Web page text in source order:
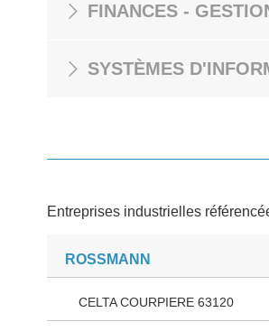
FINANCES -
SYSTÈMES
Entreprises industrielles
ROSSMANN
CELTA COURPIERE 63120